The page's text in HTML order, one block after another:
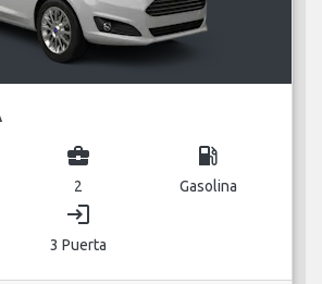
business_center
2
local_gas_station
Gasolina
login
3 Puerta